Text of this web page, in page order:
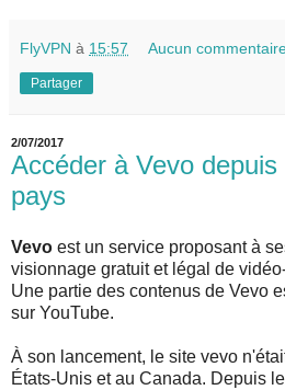
FlyVPN à 15:57 Aucun
Partager
2/07/2017
Accéder à Vevo depuis
pays
Vevo est un service proposant à
visionnage gratuit et légal de
Une partie des contenus de Vevo
sur YouTube.
À son lancement, le site vevo
États-Unis et au Canada. Depuis